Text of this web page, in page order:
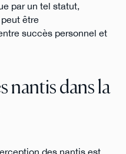
par un tel statut,
être
succès personnel et
nantis dans la
des nantis est